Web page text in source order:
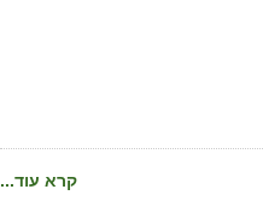
קרא עוד...